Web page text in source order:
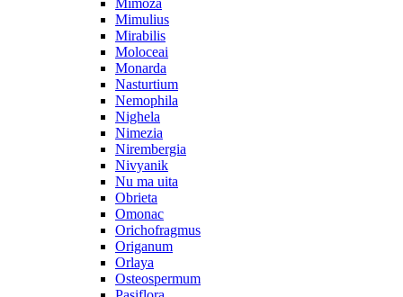
Mimoza
Mimulius
Mirabilis
Moloceai
Monarda
Nasturtium
Nemophila
Nighela
Nimezia
Nirembergia
Nivyanik
Nu ma uita
Obrieta
Omonac
Orichofragmus
Origanum
Orlaya
Osteospermum